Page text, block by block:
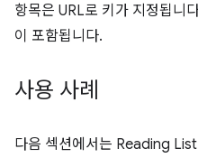
항목은 URL로 키가 지정됩니
이 포함됩니다.
사용 사례
다음 섹션에서는 Reading